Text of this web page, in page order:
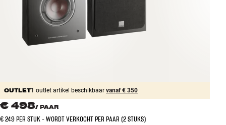
Accessoires
INSPIRATIE
AANBIEDINGEN
OUTLET1 outlet artikel beschikbaar vanaf € 350
€ 498/ PAAR
€ 249 PER STUK - WORDT VERKOCHT PER PAAR (2 STUKS)